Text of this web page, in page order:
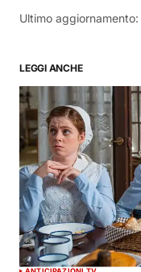
Ultimo aggiornamento:
LEGGI ANCHE